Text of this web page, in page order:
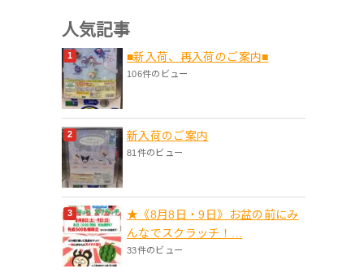
人気記事
■新入荷、再入荷のご案内■
106件のビュー
新入荷のご案内
81件のビュー
★《8月8日・9日》お盆の前にみ
んなでスクラッチ！...
33件のビュー